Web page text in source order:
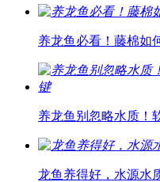
养龙鱼必看！藤棉如
养龙鱼别忽略水质！
龙鱼养得好，水源水